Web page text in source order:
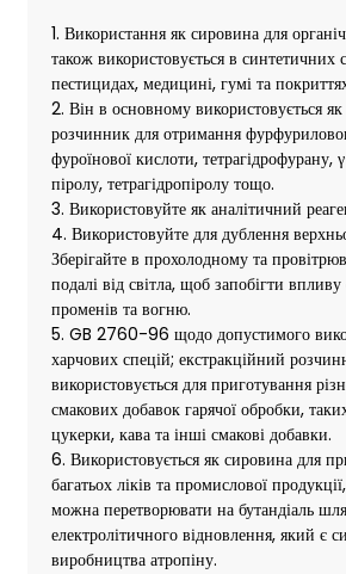
1. Використання як сировина для
також використовується в синтетичних
пестицидах, медицині, гумі та
2. Він в основному використовується
розчинник для отримання
фуроїнової кислоти, тетрагідрофурану,
піролу, тетрагідропіролу тощо.
3. Використовуйте як аналітичний
4. Використовуйте для дублення
Зберігайте в прохолодному та
подалі від світла, щоб запобігти
променів та вогню.
5. GB 2760-96 щодо допустимого
харчових спецій; екстракційний
використовується для приготування
смакових добавок гарячої обробки,
цукерки, кава та інші смакові добавки.
6. Використовується як сировина для
багатьох ліків та промислової
можна перетворювати на бутандіаль
електролітичного відновлення, який є
виробництва атропіну.